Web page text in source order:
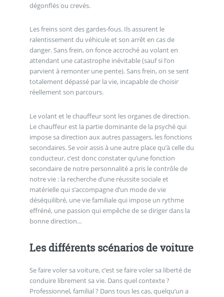
dégonflés ou crevés.
Les freins sont des gardes-fous. Ils assurent le
ralentissement du véhicule et son arrêt en cas de
danger. Sans frein, on fonce accroché au volant en
attendant une catastrophe inévitable (sauf si l’on
parvient à remonter une pente). Sans frein, on se sent
totalement dépassé par la vie, incapable de choisir
réellement son parcours.
Le volant et le chauffeur sont les organes de direction.
Le chauffeur est la partie dominante de la psyché qui
impose sa direction aux autres passagers, les fonctions
secondaires. Se voir assis à une autre place qu’à celle du
conducteur, c’est donc constater qu’une fonction
secondaire de notre personnalité a pris le contrôle de
notre vie : la recherche d’une réussite sociale et
matérielle qui s’accompagne d’un mode de vie
déséquilibré, une vie familiale qui impose un rythme
effréné, une passion qui empêche de se diriger dans la
bonne direction...
Les différents scénarios de voiture
Se faire voler sa voiture, c’est se faire voler sa liberté de
conduire librement sa vie. Dans quel contexte ?
Professionnel, familial ? Dans tous les cas, quelqu’un a